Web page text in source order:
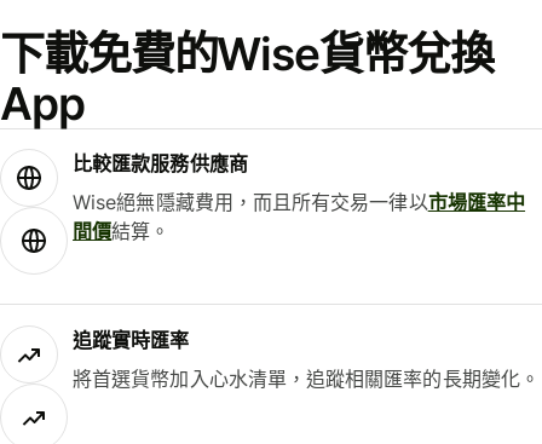
下載免費的Wise貨幣兌換
App
比較匯款服務供應商
Wise絕無隱藏費用，而且所有交易一律以市場匯率中
間價結算。
追蹤實時匯率
將首選貨幣加入心水清單，追蹤相關匯率的長期變化。